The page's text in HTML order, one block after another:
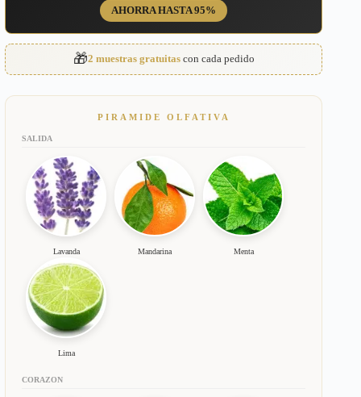
AHORRA HASTA 95%
🎁2 muestras gratuitascon cada pedido
PIRAMIDE OLFATIVA
SALIDA
Lavanda Mandarina Menta
Lima
CORAZON